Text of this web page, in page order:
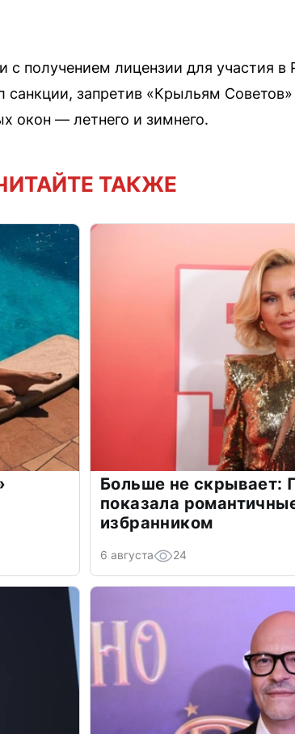
с получением лицензии для участия
запретив «Крыльям
окон — летнего и зимнего.
ТАКЖЕ
Больше не скрывает:
показала
избранником
6 августа 24